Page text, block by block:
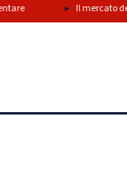
Il mercato dei